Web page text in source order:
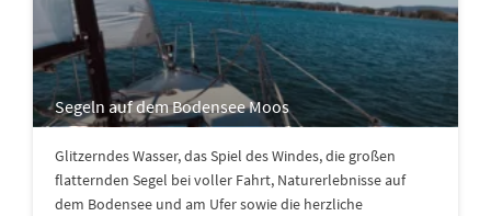
Segeln auf dem Bodensee Moos
Glitzerndes Wasser, das Spiel des Windes, die großen
flatternden Segel bei voller Fahrt, Naturerlebnisse auf
dem Bodensee und am Ufer sowie die herzliche